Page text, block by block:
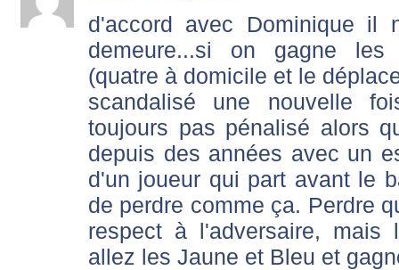
d'accord avec Dominique
demeure...si on gagne les
(quatre à domicile et le
scandalisé une nouvelle
toujours pas pénalisé alors
depuis des années avec un
d'un joueur qui part avant le
de perdre comme ça. Perdre
respect à l'adversaire,
allez les Jaune et Bleu et